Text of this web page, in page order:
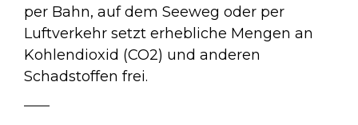
per Bahn, auf dem Seeweg oder per
Luftverkehr setzt erhebliche Mengen an
Kohlendioxid (CO2) und anderen
Schadstoffen frei.